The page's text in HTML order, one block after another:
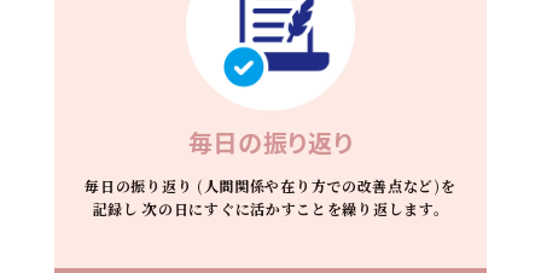
毎日の振り返り
毎日の振り返り (人間関係や在り方での改善点など)を
記録し 次の日にすぐに活かすことを繰り返します。